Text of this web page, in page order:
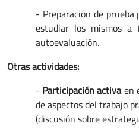
- Preparación de prueba
estudiar los mismos a
autoevaluación.
Otras actividades:
- Participación activaen
de aspectos del trabajo
(discusión sobre